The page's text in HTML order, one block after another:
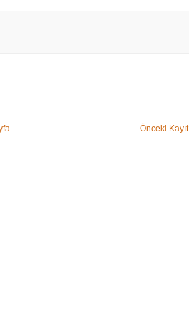
Önceki Kayıt